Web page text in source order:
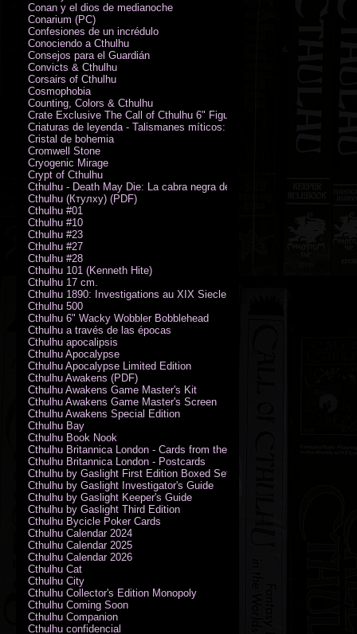
Conan y el dios de medianoche
Conarium (PC)
Confesiones de un incrédulo
Conociendo a Cthulhu
Consejos para el Guardián
Convicts & Cthulhu
Corsairs of Cthulhu
Cosmophobia
Counting, Colors & Cthulhu
Crate Exclusive The Call of Cthulhu 6" Figure von Austin James
Criaturas de leyenda - Talismanes míticos: Símbolo arcano
Cristal de bohemia
Cromwell Stone
Cryogenic Mirage
Crypt of Cthulhu
Cthulhu - Death May Die: La cabra negra de los bosques
Cthulhu (Ктулху) (PDF)
Cthulhu #01
Cthulhu #10
Cthulhu #23
Cthulhu #27
Cthulhu #28
Cthulhu 101 (Kenneth Hite)
Cthulhu 17 cm.
Cthulhu 1890: Investigations au XIX Siecle
Cthulhu 500
Cthulhu 6" Wacky Wobbler Bobblehead
Cthulhu a través de las épocas
Cthulhu apocalipsis
Cthulhu Apocalypse
Cthulhu Apocalypse Limited Edition
Cthulhu Awakens (PDF)
Cthulhu Awakens Game Master's Kit
Cthulhu Awakens Game Master's Screen
Cthulhu Awakens Special Edition
Cthulhu Bay
Cthulhu Book Nook
Cthulhu Britannica London - Cards from the Smoke
Cthulhu Britannica London - Postcards
Cthulhu by Gaslight First Edition Boxed Set
Cthulhu by Gaslight Investigator's Guide
Cthulhu by Gaslight Keeper's Guide
Cthulhu by Gaslight Third Edition
Cthulhu Bycicle Poker Cards
Cthulhu Calendar 2024
Cthulhu Calendar 2025
Cthulhu Calendar 2026
Cthulhu Cat
Cthulhu City
Cthulhu Collector's Edition Monopoly
Cthulhu Coming Soon
Cthulhu Companion
Cthulhu confidencial